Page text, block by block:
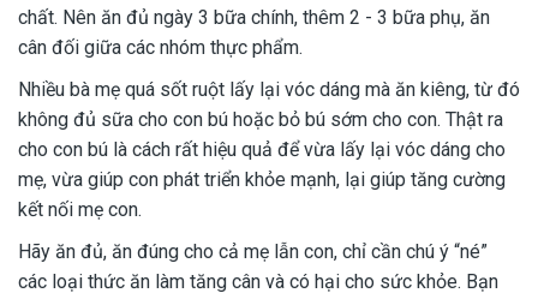
chất. Nên ăn đủ ngày 3 bữa chính, thêm 2 - 3 bữa phụ, ăn
cân đối giữa các nhóm thực phẩm.
Nhiều bà mẹ quá sốt ruột lấy lại vóc dáng mà ăn kiêng, từ đó
không đủ sữa cho con bú hoặc bỏ bú sớm cho con. Thật ra
cho con bú là cách rất hiệu quả để vừa lấy lại vóc dáng cho
mẹ, vừa giúp con phát triển khỏe mạnh, lại giúp tăng cường
kết nối mẹ con.
Hãy ăn đủ, ăn đúng cho cả mẹ lẫn con, chỉ cần chú ý “né”
các loại thức ăn làm tăng cân và có hại cho sức khỏe. Bạn